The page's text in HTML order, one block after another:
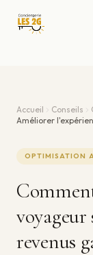
Accueil Conseils
Améliorer
OPTIMISATION
revenus